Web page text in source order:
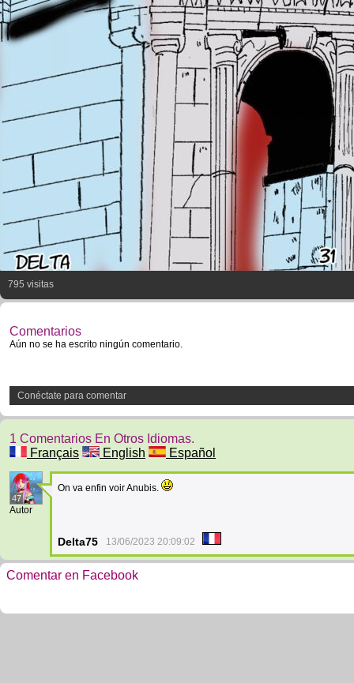
795 visitas
Comentarios
Aún no se ha escrito ningún comentario.
Conéctate para comentar
1 Comentarios En Otros Idiomas.
Français
English Español
47
Autor
On va enfin voir Anubis.
Delta75 13/06/2023 20:09:02
Comentar en Facebook